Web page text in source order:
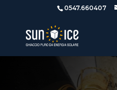
0547.660407